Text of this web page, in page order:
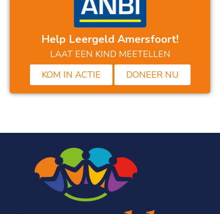
Help Leergeld Amersfoort!
LAAT EEN KIND MEETELLEN
KOM IN ACTIE
DONEER NU